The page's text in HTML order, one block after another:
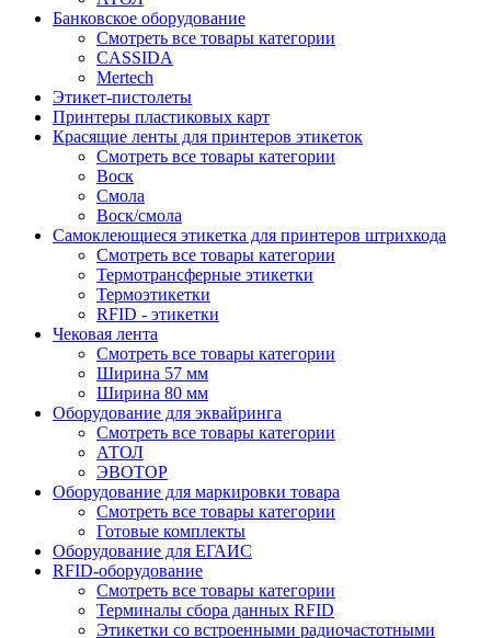
Банковское оборудование
Смотреть все товары категории
CASSIDA
Mertech
Этикет-пистолеты
Принтеры пластиковых карт
Красящие ленты для принтеров этикеток
Смотреть все товары категории
Воск
Смола
Воск/смола
Самоклеющиеся этикетка для принтеров штрихкода
Смотреть все товары категории
Термотрансферные этикетки
Термоэтикетки
RFID - этикетки
Чековая лента
Смотреть все товары категории
Ширина 57 мм
Ширина 80 мм
Оборудование для эквайринга
Смотреть все товары категории
АТОЛ
ЭВОТОР
Оборудование для маркировки товара
Смотреть все товары категории
Готовые комплекты
Оборудование для ЕГАИС
RFID-оборудование
Смотреть все товары категории
Терминалы сбора данных RFID
Этикетки со встроенными радиочастотными